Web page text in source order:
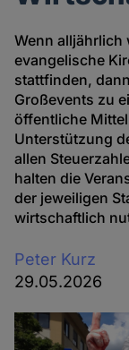
Wenn alljährlich
evangelische
stattfinden,
Großevents zu
öffentliche
Unterstützung
allen
halten die
der jeweiligen
wirtschaftlich
Peter Kurz
29.05.2026